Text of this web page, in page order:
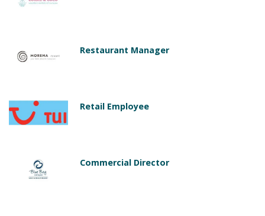
Restaurant Manager
Retail Employee
Commercial Director